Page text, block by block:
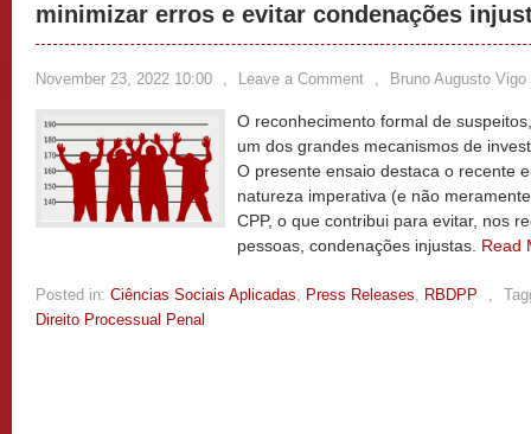
minimizar erros e evitar condenações
November 23, 2022 10:00 , Leave a Comment , Bruno Augusto
O reconhecimento formal de
um dos grandes mecanismos de
O presente ensaio destaca o recente
natureza imperativa (e não
CPP, o que contribui para evitar, nos
pessoas, condenações injustas. Read
Posted in: Ciências Sociais Aplicadas, Press Releases, RBDPP ,
Direito Processual Penal